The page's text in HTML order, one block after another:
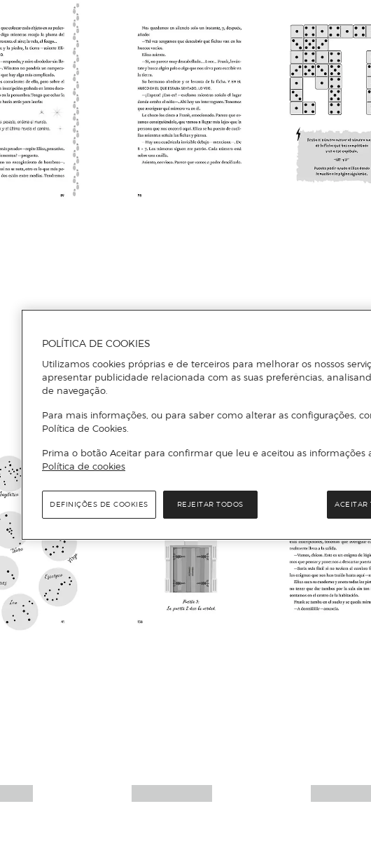
POLÍTICA DE COOKIES
Utilizamos cookies próprias e de terceiros para melhorar os nossos
apresentar publicidade relacionada com as suas preferências,
de navegação.
Para mais informações, ou para saber como alterar as configurações,
Política de Cookies.
Prima o botão Aceitar para confirmar que leu e aceitou as informações
Política de cookies
REJEITAR TODOS ACEITAR
DEFINIÇÕES DE COOKIES